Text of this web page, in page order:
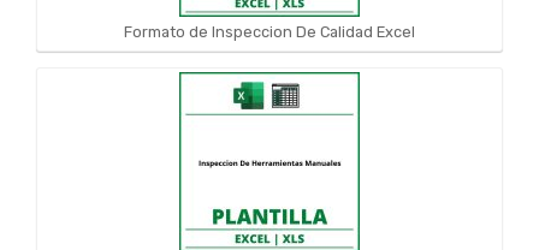
Formato de Inspeccion De Calidad Excel